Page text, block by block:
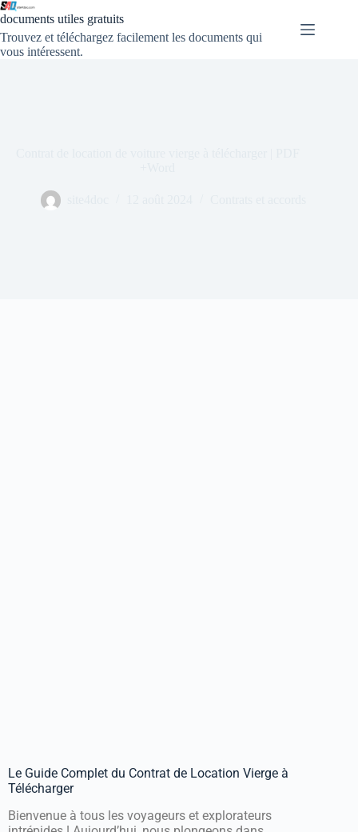
documents utiles gratuits
Trouvez et téléchargez facilement les documents qui
vous intéressent.
Le Guide Complet du Contrat de Location Vierge à
Télécharger
Bienvenue à tous les voyageurs et explorateurs